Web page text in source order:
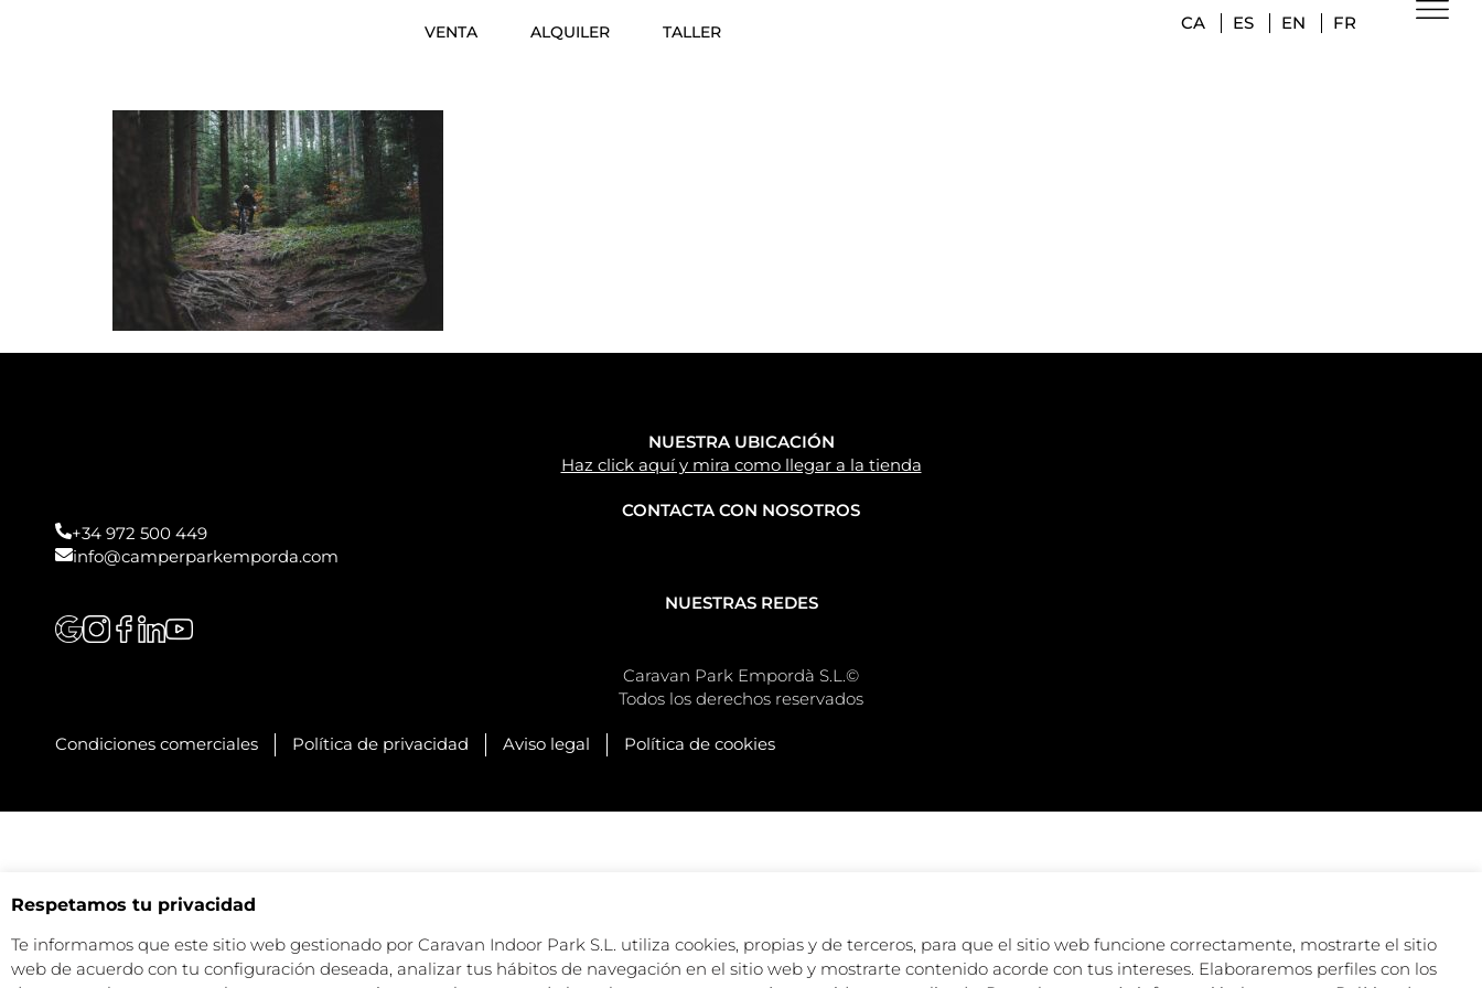
VENTA ALQUILER TALLER CA ES EN FR
NUESTRA UBICACIÓN
Haz click aquí y mira como llegar a la tienda
CONTACTA CON NOSOTROS
+34 972 500 449
info@camperparkemporda.com
NUESTRAS REDES
Caravan Park Empordà S.L.©
Todos los derechos reservados
Condiciones comerciales Política de privacidad Aviso legal Política de cookies
Respetamos tu privacidad
Te informamos que este sitio web gestionado por Caravan Indoor Park S.L. utiliza cookies, propias y de terceros, para que el sitio web funcione correctamente, mostrarte el sitio
web de acuerdo con tu configuración deseada, analizar tus hábitos de navegación en el sitio web y mostrarte contenido acorde con tus intereses. Elaboraremos perfiles con los